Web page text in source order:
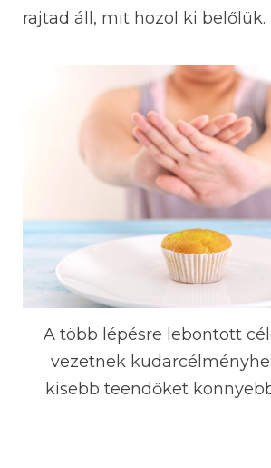
rajtad áll, mit hozol ki belőlük.
A több lépésre lebontott
vezetnek
kisebb teendőket